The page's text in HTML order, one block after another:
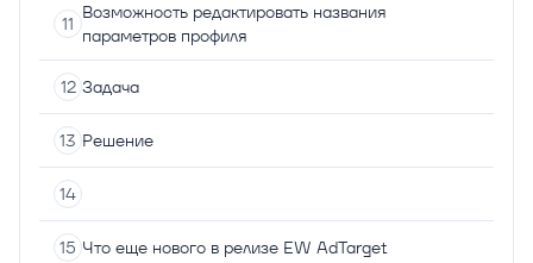
Возможность редактировать названия
параметров профиля
Задача
Решение
Что еще нового в релизе EW AdTarget